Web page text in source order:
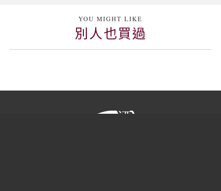
YOU MIGHT LIKE
別人也買過